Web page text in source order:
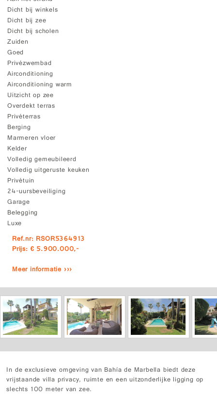
Dicht bij winkels
Dicht bij zee
Dicht bij scholen
Zuiden
Goed
Privézwembad
Airconditioning
Airconditioning warm
Uitzicht op zee
Overdekt terras
Privéterras
Berging
Marmeren vloer
Kelder
Volledig gemeubileerd
Volledig uitgeruste keuken
Privétuin
24-uursbeveiliging
Garage
Belegging
Luxe
Ref.nr: RSOR5364913
Prijs: € 5.900.000,-
Meer informatie ›››
In de exclusieve omgeving van Bahía de Marbella biedt deze
vrijstaande villa privacy, ruimte en een uitzonderlijke ligging op
slechts 100 meter van zee.